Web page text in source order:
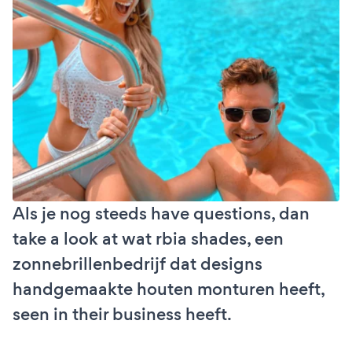
Als je nog steeds have questions, dan
take a look at wat rbia shades, een
zonnebrillenbedrijf dat designs
handgemaakte houten monturen heeft,
seen in their business heeft.